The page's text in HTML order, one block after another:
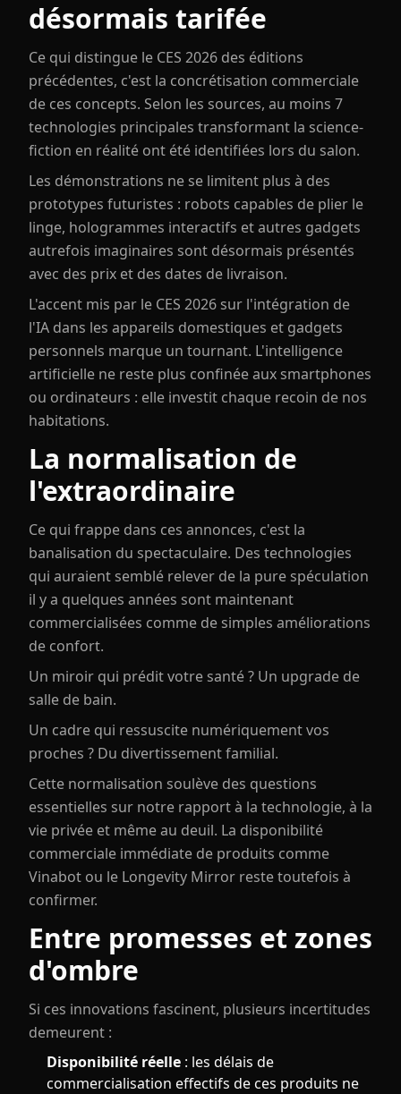
désormais tarifée
Ce qui distingue le CES 2026 des éditions
précédentes, c'est la concrétisation commerciale
de ces concepts. Selon les sources, au moins 7
technologies principales transformant la science-
fiction en réalité ont été identifiées lors du salon.
Les démonstrations ne se limitent plus à des
prototypes futuristes : robots capables de plier le
linge, hologrammes interactifs et autres gadgets
autrefois imaginaires sont désormais présentés
avec des prix et des dates de livraison.
L'accent mis par le CES 2026 sur l'intégration de
l'IA dans les appareils domestiques et gadgets
personnels marque un tournant. L'intelligence
artificielle ne reste plus confinée aux smartphones
ou ordinateurs : elle investit chaque recoin de nos
habitations.
La normalisation de
l'extraordinaire
Ce qui frappe dans ces annonces, c'est la
banalisation du spectaculaire. Des technologies
qui auraient semblé relever de la pure spéculation
il y a quelques années sont maintenant
commercialisées comme de simples améliorations
de confort.
Un miroir qui prédit votre santé ? Un upgrade de
salle de bain.
Un cadre qui ressuscite numériquement vos
proches ? Du divertissement familial.
Cette normalisation soulève des questions
essentielles sur notre rapport à la technologie, à la
vie privée et même au deuil. La disponibilité
commerciale immédiate de produits comme
Vinabot ou le Longevity Mirror reste toutefois à
confirmer.
Entre promesses et zones
d'ombre
Si ces innovations fascinent, plusieurs incertitudes
demeurent :
Disponibilité réelle : les délais de
commercialisation effectifs de ces produits ne